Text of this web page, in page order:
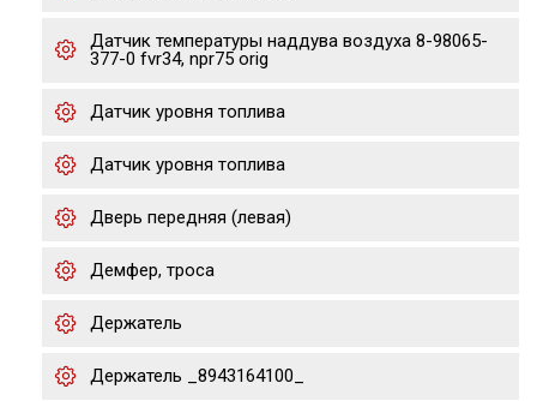
Датчик температуры наддува воздуха 8-98065-
377-0 fvr34, npr75 orig
Датчик уровня топлива
Датчик уровня топлива
Дверь передняя (левая)
Демфер, троса
Держатель
Держатель _8943164100_